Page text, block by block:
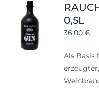
0,5L
36,00 €
Als Basis